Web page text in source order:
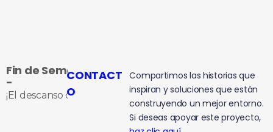
Fin de Semana
-
¡El descanso que te ganaste!
CONTACT
O
Compartimos las historias que
inspiran y soluciones que están
construyendo un mejor entorno.
Si deseas apoyar este proyecto,